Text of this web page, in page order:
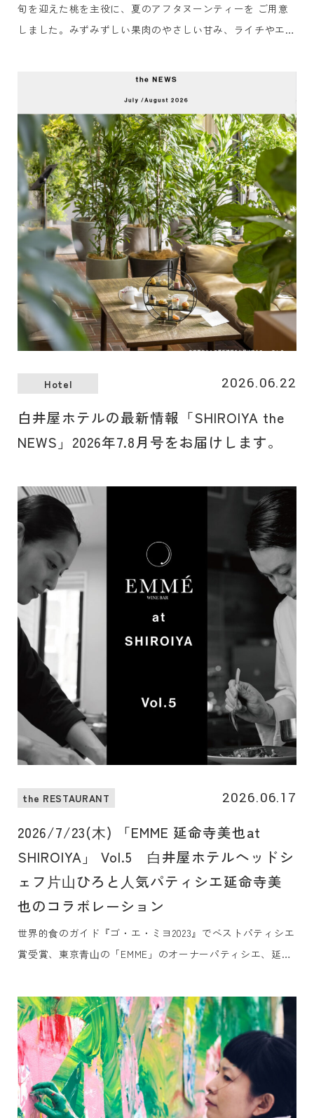
旬を迎えた桃を主役に、夏のアフタヌーンティーを ご用意
しました。みずみずしい果肉のやさしい甘み、ライチやエル
ください。
Hotel 2026.06.22
白井屋ホテルの最新情報「SHIROIYA the
NEWS」2026年7.8月号をお届けします。
the RESTAURANT 2026.06.17
2026/7/23(⽊) 「EMME 延命寺美也at
SHIROIYA」 Vol.5 ⽩井屋ホテルヘッドシ
ェフ⽚⼭ひろと⼈気パティシエ延命寺美
也のコラボレーション
世界的⾷のガイド『ゴ・エ・ミヨ2023』でベストパティシエ
賞受賞、東京⻘⼭の「EMME」のオーナーパティシエ、延命
井屋ザ・レストラン」のヘッドシェフ、⽚⼭ひろとの⼀夜限
りの贅沢なコラボレーションディナーをご提供します。群⾺
の⼤⾃然の恵みを知り尽くした⽚⼭の料理「上州キュイジー
ヌ」と延命寺⽒による⾷材の組み合わせの妙を⽣かした記憶
に残る「アシェットデセール（その場でつくる⽫盛りデザー
ト）」を、ライブ感あふれるオープンキッチンにてお楽しみ